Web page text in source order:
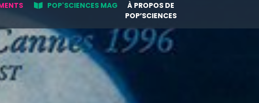
POP'SCIENCES MAG
À PROPOS DE
POP’SCIENCES